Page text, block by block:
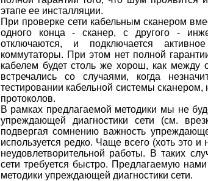
этапе ее инсталляции.
При проверке сети кабельным сканером
одного конца - сканер, с другого -
отключаются, и подключается
коммутаторы. При этом нет полной
кабелем будет столь же хорош, как между
встречались со случаями, когда
тестировании кабельной системы
протоколов.
В рамках предлагаемой методики мы не
упреждающей диагностики сети (см.
подвергая сомнению важность
используется редко. Чаще всего (хоть это
неудовлетворительной работы. В таких
сети требуется быстро. Предлагаемую
методики упреждающей диагностики сети.